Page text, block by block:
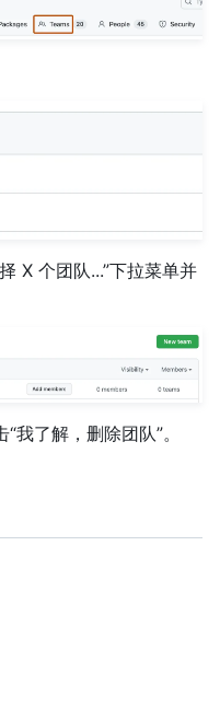
X 个团队...”下拉菜单并
我了解，删除团队”。